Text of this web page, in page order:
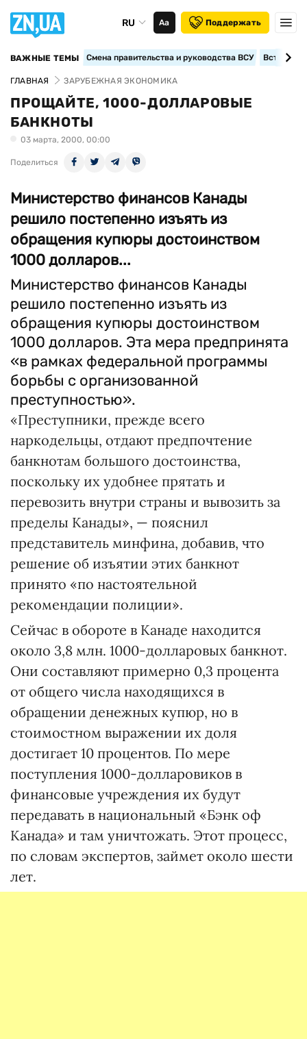
RU Аа Поддержать
ВАЖНЫЕ ТЕМЫ Смена правительства и руководства ВСУ
ГЛАВНАЯ ЗАРУБЕЖНАЯ ЭКОНОМИКА
ПРОЩАЙТЕ, 1000-ДОЛЛАРОВЫЕ
БАНКНОТЫ
03 марта, 2000, 00:00
Поделиться
Министерство финансов Канады
решило постепенно изъять из
обращения купюры достоинством
1000 долларов...
Министерство финансов Канады
решило постепенно изъять из
обращения купюры достоинством
1000 долларов. Эта мера предпринята
«в рамках федеральной программы
борьбы с организованной
преступностью».
«Преступники, прежде всего
наркодельцы, отдают предпочтение
банкнотам большого достоинства,
поскольку их удобнее прятать и
перевозить внутри страны и вывозить за
пределы Канады», — пояснил
представитель минфина, добавив, что
решение об изъятии этих банкнот
принято «по настоятельной
рекомендации полиции».
Сейчас в обороте в Канаде находится
около 3,8 млн. 1000-долларовых банкнот.
Они составляют примерно 0,3 процента
от общего числа находящихся в
обращении денежных купюр, но в
стоимостном выражении их доля
достигает 10 процентов. По мере
поступления 1000-долларовиков в
финансовые учреждения их будут
передавать в национальный «Бэнк оф
Канада» и там уничтожать. Этот процесс,
по словам экспертов, займет около шести
лет.